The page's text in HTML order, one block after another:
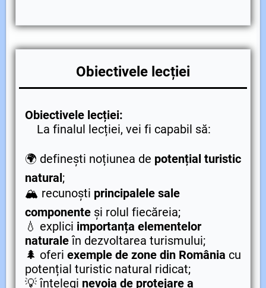
Obiectivele lecției
Obiectivele lecției:
La finalul lecției, vei fi capabil să:
🌍 definești noțiunea de potențial turistic
natural;
🏔️ recunoști principalele sale
componente și rolul fiecăreia;
💧 explici importanța elementelor
naturaleîn dezvoltarea turismului;
🌲 oferi exemple de zone din România cu
potențial turistic natural ridicat;
💡 înțelegi nevoia de protejare a